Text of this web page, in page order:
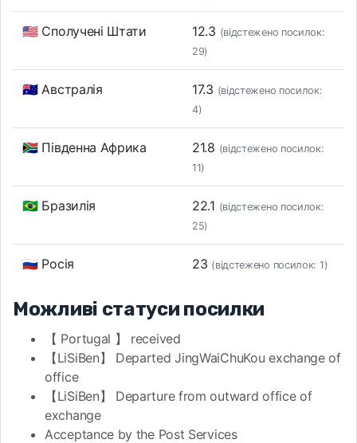
🇺🇸 Сполучені Штати 12.3 (відстежено посилок:
29)
🇦🇺 Австралія 17.3 (відстежено посилок:
4)
🇿🇦 Південна Африка 21.8 (відстежено посилок:
11)
🇧🇷 Бразилія 22.1 (відстежено посилок:
25)
🇷🇺 Росія 23 (відстежено посилок: 1)
Можливі статуси посилки
【 Portugal 】 received
【LiSiBen】 Departed JingWaiChuKou exchange of
office
【LiSiBen】 Departure from outward office of
exchange
Acceptance by the Post Services